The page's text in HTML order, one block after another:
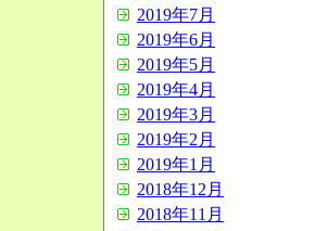
2019年7月
2019年6月
2019年5月
2019年4月
2019年3月
2019年2月
2019年1月
2018年12月
2018年11月